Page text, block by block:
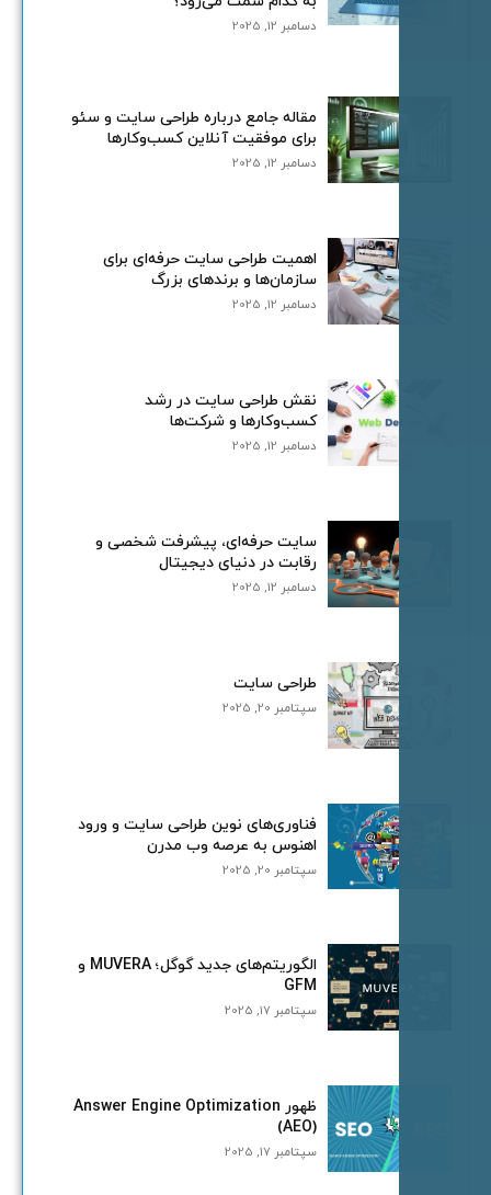
دسامبر 12, 2025
مقاله جامع درباره طراحی سایت و سئو
برای موفقیت آنلاین کسب‌وکارها
دسامبر 12, 2025
اهمیت طراحی سایت حرفه‌ای برای
سازمان‌ها و برندهای بزرگ
دسامبر 12, 2025
نقش طراحی سایت در رشد
کسب‌وکارها و شرکت‌ها
دسامبر 12, 2025
سایت حرفه‌ای، پیشرفت شخصی و
رقابت در دنیای دیجیتال
دسامبر 12, 2025
طراحی سایت
سپتامبر 20, 2025
فناوری‌های نوین طراحی سایت و ورود
اهنوس به عرصه وب مدرن
سپتامبر 20, 2025
الگوریتم‌های جدید گوگل؛ MUVERA و
GFM
سپتامبر 17, 2025
ظهور Answer Engine Optimization
(AEO)
سپتامبر 17, 2025